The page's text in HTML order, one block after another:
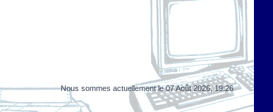
Nous sommes actuellement le 07 Août 2026, 19:26